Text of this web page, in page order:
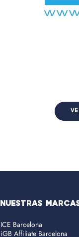
NUESTRAS
ICE Barcelona
iGB Affiliate Barcelona